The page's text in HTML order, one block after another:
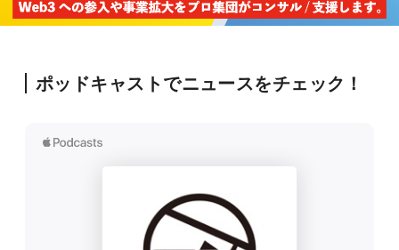
ポッドキャストでニュースをチェック！